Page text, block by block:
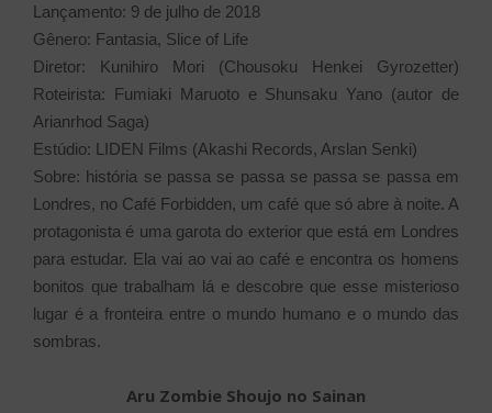
Lançamento: 9 de julho de 2018
Gênero: Fantasia, Slice of Life
Diretor: Kunihiro Mori (Chousoku Henkei Gyrozetter)
Roteirista: Fumiaki Maruoto e Shunsaku Yano (autor de
Arianrhod Saga)
Estúdio: LIDEN Films (Akashi Records, Arslan Senki)
Sobre: história se passa se passa se passa se passa em
Londres, no Café Forbidden, um café que só abre à noite. A
protagonista é uma garota do exterior que está em Londres
para estudar. Ela vai ao vai ao café e encontra os homens
bonitos que trabalham lá e descobre que esse misterioso
lugar é a fronteira entre o mundo humano e o mundo das
sombras.
Aru Zombie Shoujo no Sainan